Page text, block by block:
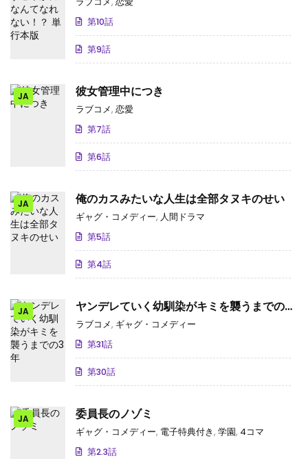
第10話
第9話
JA 彼女管理中につき
ラブコメ, 恋愛
第7話
第6話
JA 俺のカスみたいな人生は全部タヌキのせい
ギャグ・コメディー, 人間ドラマ
第5話
第4話
JA
ヤンデレていく幼馴染がキミを襲うまでの3
年
ラブコメ, ギャグ・コメディー
第31話
第30話
JA 委員長のノゾミ
ギャグ・コメディー, 電子特典付き, 学園, 4コマ
第2.3話